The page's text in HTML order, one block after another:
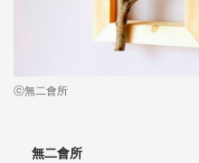
ⓒ無二會所
無二會所